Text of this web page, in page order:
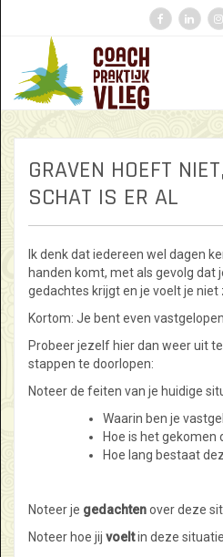
GRAVEN HOEFT
SCHAT IS ER AL
Ik denk dat iedereen wel dagen
handen komt, met als gevolg dat
gedachtes krijgt en je voelt je niet
Kortom: Je bent even vastgelopen.
Probeer jezelf hier dan weer uit
stappen te doorlopen:
Noteer de feiten van je huidige
Waarin ben je
Hoe is het gekomen
Hoe lang bestaat
Noteer je gedachtenover deze
Noteer hoe jij voeltin deze